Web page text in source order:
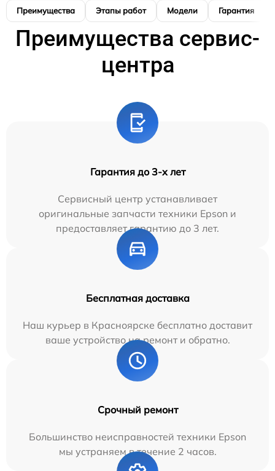
Преимущества Этапы работ Модели Гарантия
Преимущества сервис-
центра
Гарантия до 3-х лет
Сервисный центр устанавливает
оригинальные запчасти техники Epson и
предоставляет гарантию до 3 лет.
Бесплатная доставка
Наш курьер в Красноярске бесплатно доставит
ваше устройство на ремонт и обратно.
Срочный ремонт
Большинство неисправностей техники Epson
мы устраняем в течение 2 часов.